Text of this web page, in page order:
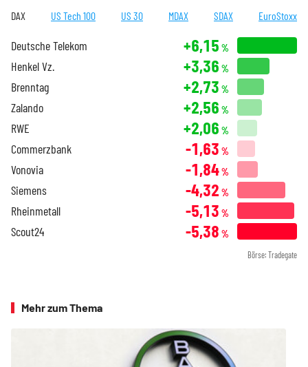
DAX US Tech 100 US 30 MDAX SDAX EuroStoxx
Deutsche Telekom +6,15 %
Henkel Vz. +3,36 %
Brenntag +2,73 %
Zalando +2,56 %
RWE +2,06 %
Commerzbank -1,63 %
Vonovia -1,84%
Siemens -4,32 %
Rheinmetall -5,13 %
Scout24 -5,38 %
Börse: Tradegate
Mehr zum Thema